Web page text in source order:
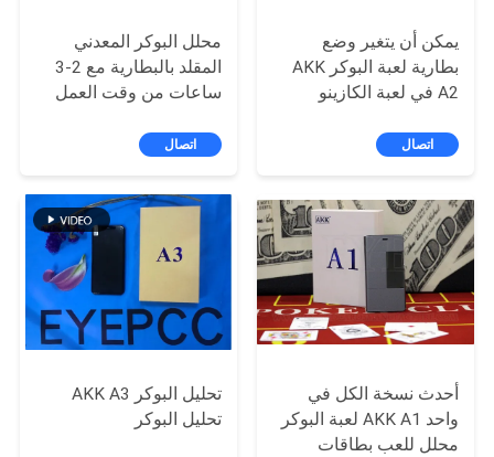
خريطة
الموقع
PRIVACY
محلل البوكر المعدني
المقلد بالبطارية مع 2-3
ساعات من وقت العمل
اتصال
يمكن أن يتغير وضع
بطارية لعبة البوكر AKK
A2 في لعبة الكازينو
اتصال
تحليل البوكر AKK A3
تحليل البوكر
أحدث نسخة الكل في
واحد AKK A1 لعبة البوكر
محلل للعب بطاقات